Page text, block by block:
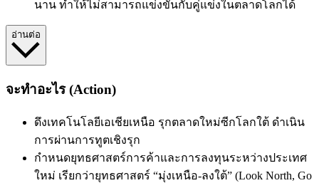
นาน ทำให้ไม่สามารถแข่งขันกับคู่แข่งในตลาดโลกได้
อ่านต่อ
จะทำอะไร (Action)
ดึงเทคโนโลยีเอเชียเหนือ รุกตลาดใหม่ซีกโลกใต้ ดำเนิน
การผ่านการทูตเชิงรุก
กำหนดยุทธศาสตร์การค้าและการลงทุนระหว่างประเทศ
ใหม่ เรียกว่ายุทธศาสตร์ “มุ่งเหนือ-ลงใต้” (Look North, Go